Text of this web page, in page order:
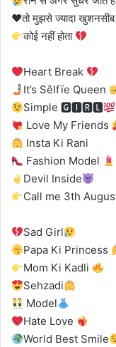
♥️तो मुझसे ज्यादा खुशनसीब
कोई नहीं होता
Heart Break
It’s Sêlfïe Queen
Simple 🅶🅸🆁🅻
Love My Friends
Insta Ki Rani
Fashion Model
Devil Inside
Call me 3th
Sad Girl
Papa Ki Princess
Mom Ki Kadli
Sehzadi
Model
Hate Love
World Best Smile